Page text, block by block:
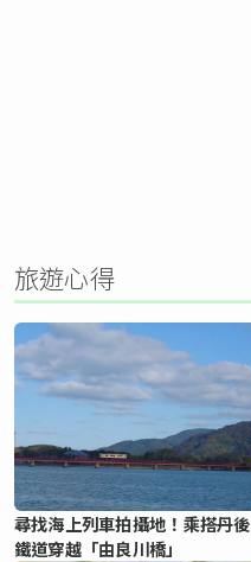
旅遊心得
尋找海上列車拍攝地！乘搭丹後
鐵道穿越「由良川橋」